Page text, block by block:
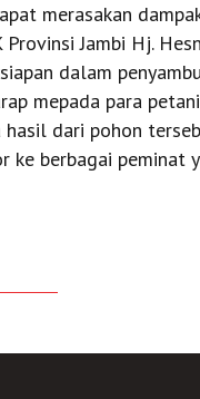
merasakan
Jambi Hj.
dalam
mepada para
hasil dari pohon
ke berbagai peminat